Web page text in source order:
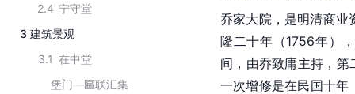
2.4 宁守堂
3 建筑景观
3.1 在中堂
堡门—匾联汇集
乔家大院，是明清商业
隆二十年（1756年）
间，由乔致庸主持，
一次增修是在民国十年